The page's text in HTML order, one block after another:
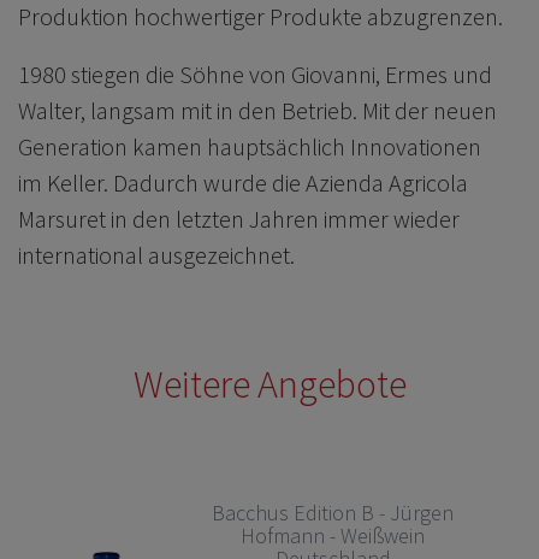
Produktion hochwertiger Produkte abzugrenzen.
1980 stiegen die Söhne von Giovanni, Ermes und
Walter, langsam mit in den Betrieb. Mit der neuen
Generation kamen hauptsächlich Innovationen
im Keller. Dadurch wurde die Azienda Agricola
Marsuret in den letzten Jahren immer wieder
international ausgezeichnet.
Weitere Angebote
Bacchus Edition B - Jürgen
Hofmann - Weißwein